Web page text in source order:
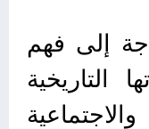
إلى فهم
التاريخية